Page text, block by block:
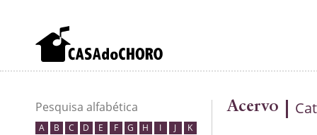
Pesquisa alfabética
A B C D E F G H I J
K
Acervo